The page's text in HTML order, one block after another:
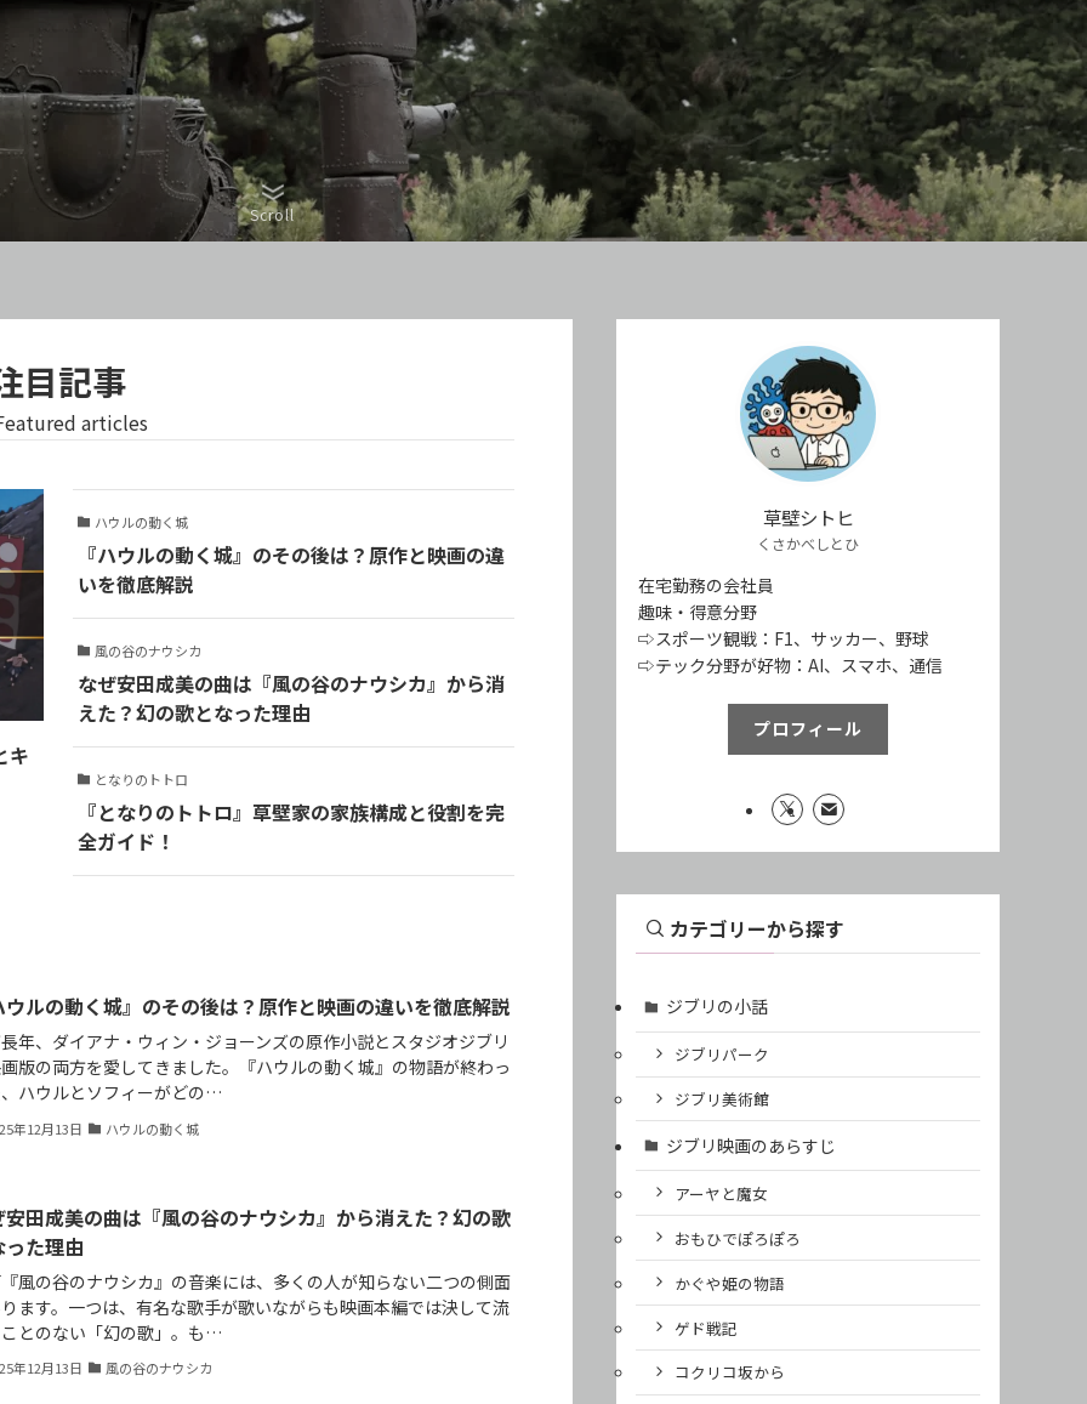
Scroll
目記事
articles
キ
ハウルの動く城
『ハウルの動く城』のその後は？原作と映画の違
いを徹底解説
風の谷のナウシカ
なぜ安田成美の曲は『風の谷のナウシカ』から消
えた？幻の歌となった理由
となりのトトロ
『となりのトトロ』草壁家の家族構成と役割を完
全ガイド！
ウルの動く城』のその後は？原作と映画の違いを徹底解説
年、ダイアナ・ウィン・ジョーンズの原作小説とスタジオジブリ
版の両方を愛してきました。『ハウルの動く城』の物語が終わっ
ハウルとソフィーがどの…
年12月13日 ハウルの動く城
安田成美の曲は『風の谷のナウシカ』から消えた？幻の歌
た理由
風の谷のナウシカ』の音楽には、多くの人が知らない二つの側面
ます。一つは、有名な歌手が歌いながらも映画本編では決して流
とのない「幻の歌」。も…
年12月13日 風の谷のナウシカ
草壁シトヒ
くさかべしとひ
在宅勤務の会社員
趣味・得意分野
⇨スポーツ観戦：F1、サッカー、野球
⇨テック分野が好物：AI、スマホ、通信
プロフィール
カテゴリーから探す
ジブリの小話
ジブリパーク
ジブリ美術館
ジブリ映画のあらすじ
アーヤと魔女
おもひでぽろぽろ
かぐや姫の物語
ゲド戦記
コクリコ坂から